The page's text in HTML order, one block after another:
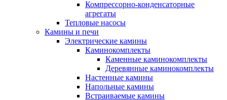
Компрессорно-конденсаторные
агрегаты
Тепловые насосы
Камины и печи
Электрические камины
Каминокомплекты
Каменные каминокомплекты
Деревянные каминокомплекты
Настенные камины
Напольные камины
Встраиваемые камины